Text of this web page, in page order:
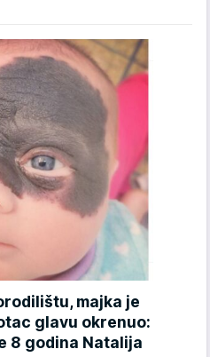
majka je
glavu okrenuo:
8 godina Natalija